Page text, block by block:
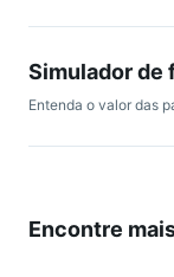
tênis, -
ateliê, - home
Residence Club
bairro Vila Arens
Teatro
Simulador de
Entenda o valor das
Encontre